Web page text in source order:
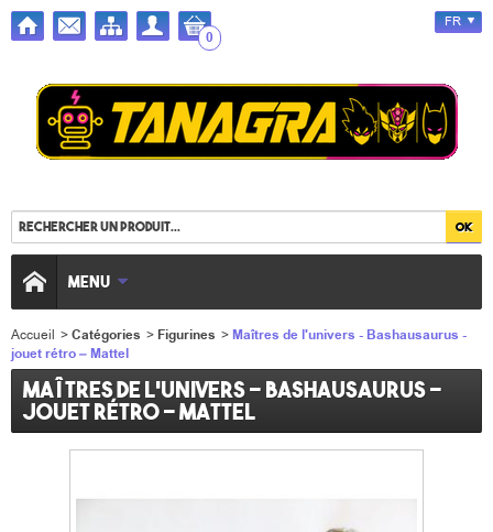
0
FR
MENU
Accueil >Catégories > Figurines >Maîtres de l'univers - Bashausaurus -
jouet rétro – Mattel
Maîtres de l'univers - Bashausaurus -
jouet rétro – Mattel